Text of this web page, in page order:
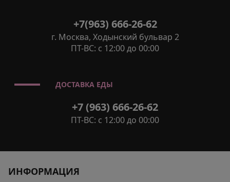
+7(963) 666-26-62
г. Москва, Ходынский бульвар 2
ПТ-ВС: с 12:00 до 00:00
ДОСТАВКА ЕДЫ
+7 (963) 666-26-62
ПТ-ВС: с 12:00 до 00:00
ИНФОРМАЦИЯ